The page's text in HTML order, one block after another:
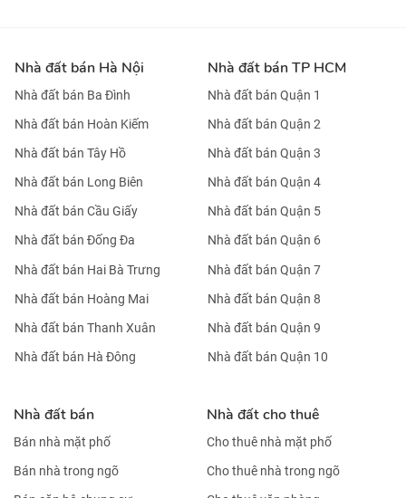
Nhà đất bán Hà Nội
Nhà đất bán Ba Đình
Nhà đất bán Hoàn Kiếm
Nhà đất bán Tây Hồ
Nhà đất bán Long Biên
Nhà đất bán Cầu Giấy
Nhà đất bán Đống Đa
Nhà đất bán Hai Bà Trưng
Nhà đất bán Hoàng Mai
Nhà đất bán Thanh Xuân
Nhà đất bán Hà Đông
Nhà đất bán TP HCM
Nhà đất bán Quận 1
Nhà đất bán Quận 2
Nhà đất bán Quận 3
Nhà đất bán Quận 4
Nhà đất bán Quận 5
Nhà đất bán Quận 6
Nhà đất bán Quận 7
Nhà đất bán Quận 8
Nhà đất bán Quận 9
Nhà đất bán Quận 10
Nhà đất bán
Bán nhà mặt phố
Bán nhà trong ngõ
Nhà đất cho thuê
Cho thuê nhà mặt phố
Cho thuê nhà trong ngõ